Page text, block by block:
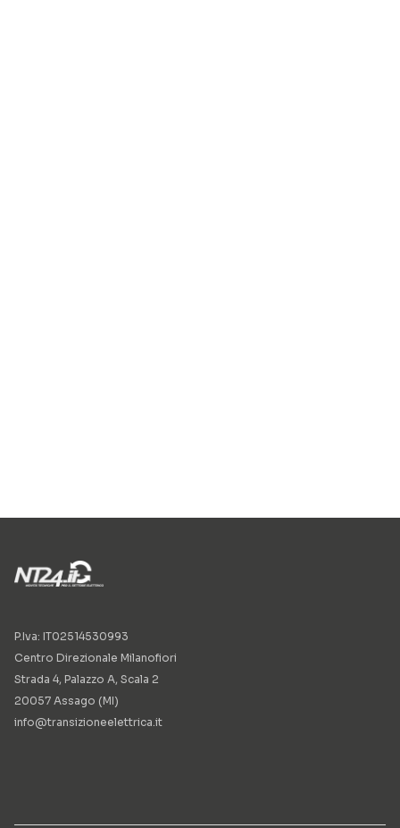
P.Iva: IT02514530993
Centro Direzionale Milanofiori
Strada 4, Palazzo A, Scala 2
20057 Assago (MI)
info@transizioneelettrica.it